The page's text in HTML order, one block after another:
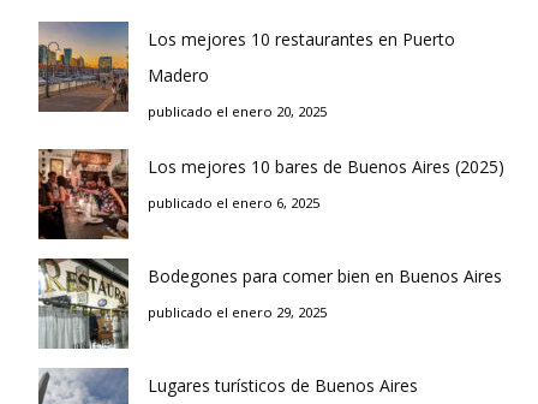
Los mejores 10 restaurantes en Puerto
Madero
publicado el enero 20, 2025
Los mejores 10 bares de Buenos Aires (2025)
publicado el enero 6, 2025
Bodegones para comer bien en Buenos Aires
publicado el enero 29, 2025
Lugares turísticos de Buenos Aires